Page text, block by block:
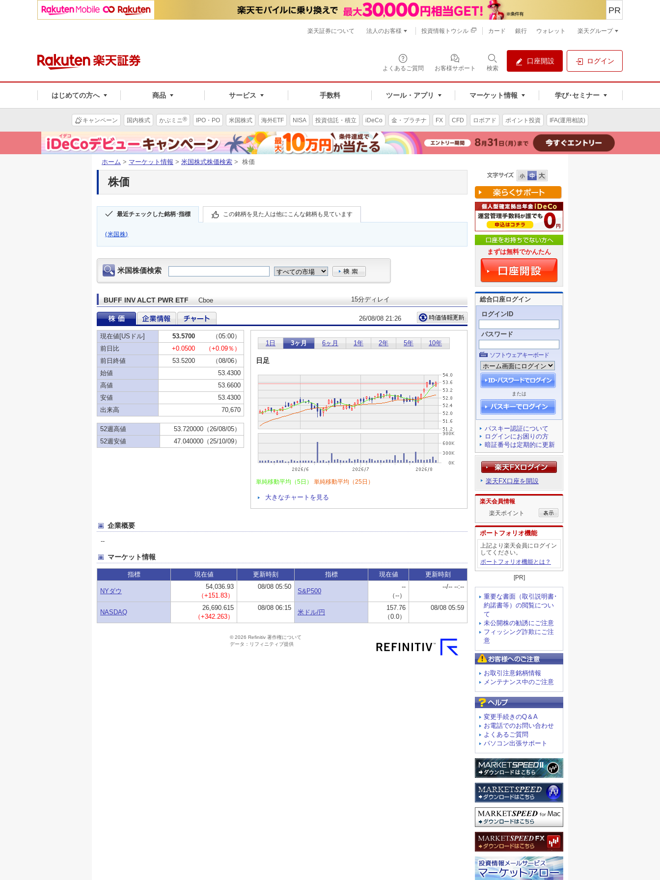
よくあるご質問 お客様サポート 検索
口座開設 ログイン
はじめての方へ 商品 サービス 手数料 ツール・アプリ マーケット情報 学び･セミナー
PR
楽天証券について 法人のお客様 投資情報トウシル カード 銀行 ウォレット 楽天グループ
キャンペーン 国内株式 かぶミニ® IPO・PO 米国株式 海外ETF NISA 投資信託・積立 iDeCo 金・プラチナ FX CFD ロボアド ポイント投資 IFA(運用相談)
ホーム > マーケット情報 > 米国株式株価検索 > 株価
株価
最近チェックした銘柄･指標 この銘柄を見た人は他にこんな銘柄も見ています
(米国株)
まずは無料でかんたん
総合口座ログイン
ログインID
パスワード
ソフトウェアキーボード
または
パスキー認証について
ログインにお困りの方
暗証番号は定期的に更新
楽天FX口座を開設
楽天会員情報
楽天ポイント
ポートフォリオ機能
上記より楽天会員にログイン
してください。
ポートフォリオ機能とは？
[PR]
重要な書面（取引説明書･
約諾書等）の閲覧につい
て
未公開株の勧誘にご注意
フィッシング詐欺にご注
意
お取引注意銘柄情報
メンテナンス中のご注意
変更手続きのQ＆A
お電話でのお問い合わせ
よくあるご質問
パソコン出張サポート